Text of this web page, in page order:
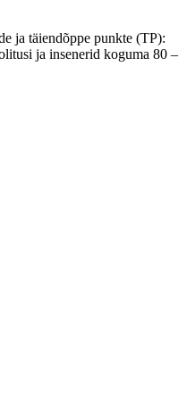
ja täiendõppe punkte (TP):
ja insenerid koguma 80 –